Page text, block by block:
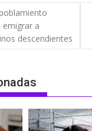
emigrar a
descendientes